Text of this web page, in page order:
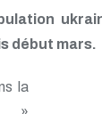
début mars.
la